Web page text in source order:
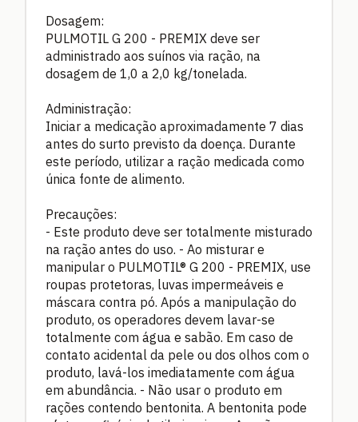
Dosagem:
PULMOTIL G 200 - PREMIX deve ser
administrado aos suínos via ração, na
dosagem de 1,0 a 2,0 kg/tonelada.
Administração:
Iniciar a medicação aproximadamente 7 dias
antes do surto previsto da doença. Durante
este período, utilizar a ração medicada como
única fonte de alimento.
Precauções:
- Este produto deve ser totalmente misturado
na ração antes do uso. - Ao misturar e
manipular o PULMOTIL® G 200 - PREMIX, use
roupas protetoras, luvas impermeáveis e
máscara contra pó. Após a manipulação do
produto, os operadores devem lavar-se
totalmente com água e sabão. Em caso de
contato acidental da pele ou dos olhos com o
produto, lavá-los imediatamente com água
em abundância. - Não usar o produto em
rações contendo bentonita. A bentonita pode